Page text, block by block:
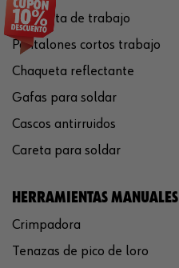
Chaqueta de trabajo
Pantalones cortos trabajo
Chaqueta reflectante
Gafas para soldar
Cascos antirruidos
Careta para soldar
HERRAMIENTAS MANUALES
Crimpadora
Tenazas de pico de loro